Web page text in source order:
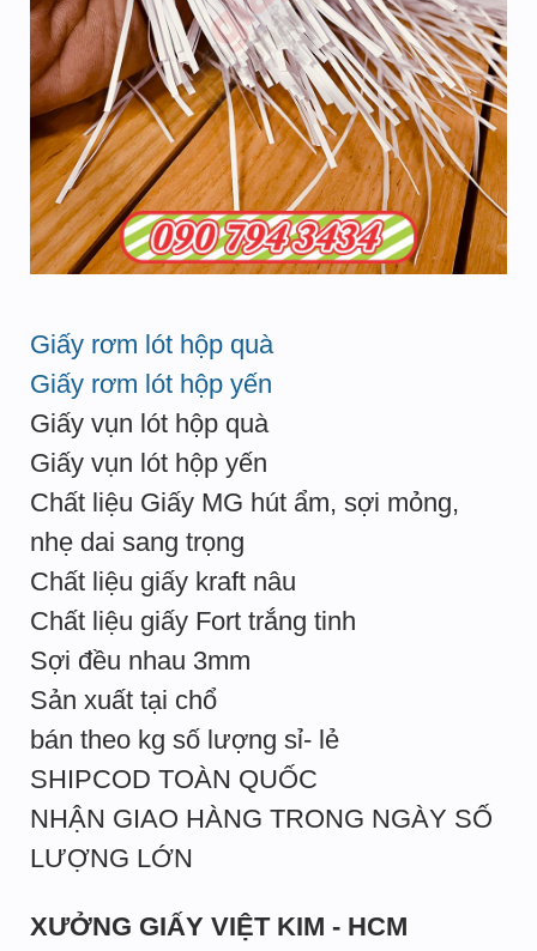
Giấy rơm lót hộp quà
Giấy rơm lót hộp yến
Giấy vụn lót hộp quà
Giấy vụn lót hộp yến
Chất liệu Giấy MG hút ẩm, sợi mỏng,
nhẹ dai sang trọng
Chất liệu giấy kraft nâu
Chất liệu giấy Fort trắng tinh
Sợi đều nhau 3mm
Sản xuất tại chổ
bán theo kg số lượng sỉ- lẻ
SHIPCOD TOÀN QUỐC
NHẬN GIAO HÀNG TRONG NGÀY SỐ
LƯỢNG LỚN
XƯỞNG GIẤY VIỆT KIM - HCM